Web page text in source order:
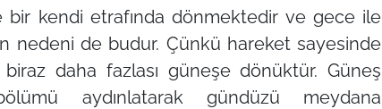
kendi etrafında dönmektedir ve gece ile
nedeni de budur. Çünkü hareket sayesinde
biraz daha fazlası güneşe dönüktür. Güneş
aydınlatarak gündüzü meydana